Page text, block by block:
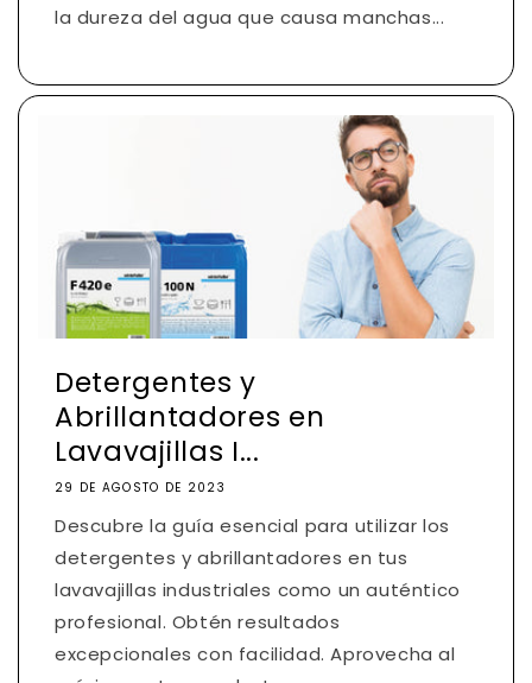
la dureza del agua que causa manchas...
Detergentes y
Abrillantadores en
Lavavajillas I...
29 DE AGOSTO DE 2023
Descubre la guía esencial para utilizar los
detergentes y abrillantadores en tus
lavavajillas industriales como un auténtico
profesional. Obtén resultados
excepcionales con facilidad. Aprovecha al